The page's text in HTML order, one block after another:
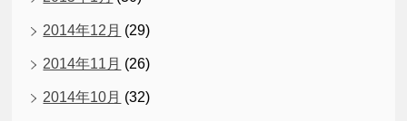
2014年12月 (29)
2014年11月 (26)
2014年10月 (32)